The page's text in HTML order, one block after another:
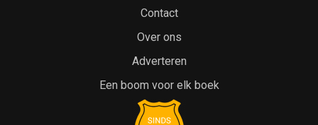
Contact
Over ons
Adverteren
Een boom voor elk boek